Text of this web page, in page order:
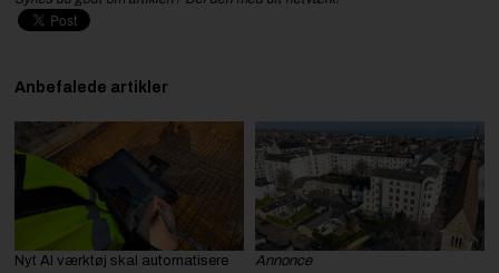
Anbefalede artikler
Nyt AI værktøj skal automatisere
Annonce